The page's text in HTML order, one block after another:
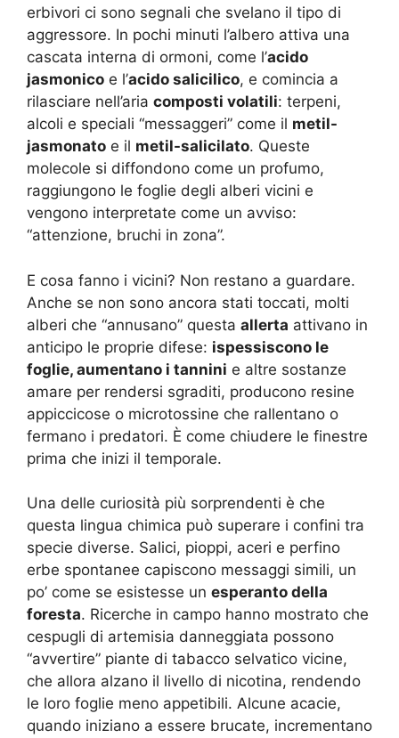
erbivori ci sono segnali che svelano il tipo di
aggressore. In pochi minuti l’albero attiva una
cascata interna di ormoni, come l’acido
jasmonico e l’acido salicilico, e comincia a
rilasciare nell’aria composti volatili: terpeni,
alcoli e speciali “messaggeri” come il metil-
jasmonato e il metil-salicilato. Queste
molecole si diffondono come un profumo,
raggiungono le foglie degli alberi vicini e
vengono interpretate come un avviso:
“attenzione, bruchi in zona”.
E cosa fanno i vicini? Non restano a guardare.
Anche se non sono ancora stati toccati, molti
alberi che “annusano” questa allerta attivano in
anticipo le proprie difese: ispessiscono le
foglie, aumentano i tannini e altre sostanze
amare per rendersi sgraditi, producono resine
appiccicose o microtossine che rallentano o
fermano i predatori. È come chiudere le finestre
prima che inizi il temporale.
Una delle curiosità più sorprendenti è che
questa lingua chimica può superare i confini tra
specie diverse. Salici, pioppi, aceri e perfino
erbe spontanee capiscono messaggi simili, un
po’ come se esistesse un esperanto della
foresta. Ricerche in campo hanno mostrato che
cespugli di artemisia danneggiata possono
“avvertire” piante di tabacco selvatico vicine,
che allora alzano il livello di nicotina, rendendo
le loro foglie meno appetibili. Alcune acacie,
quando iniziano a essere brucate, incrementano